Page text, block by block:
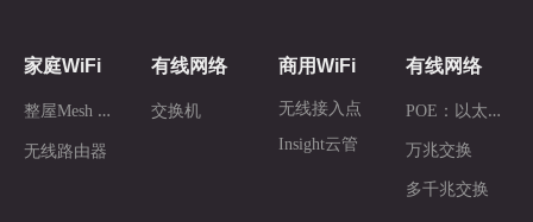
家庭WiFi
整
屋Mesh WiFi
无线路由器
有线网络
交换机
商用WiFi
无线接入点
Insight云管
有线网络
P
OE：以太网供电
万兆交换
多千兆交换